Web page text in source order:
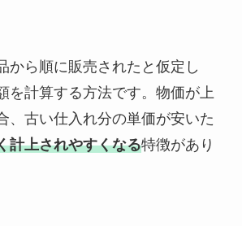
から順に販売されたと仮定し
を計算する方法です。物価が上
、古い仕入れ分の単価が安いた
計上されやすくなる特徴があり